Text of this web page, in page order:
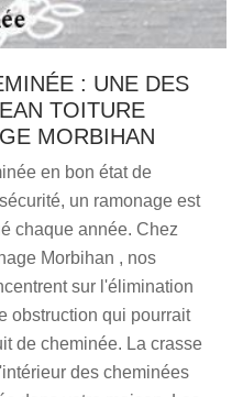
: UNE DES
TOITURE
MORBIHAN
en bon état de
un ramonage est
chaque année. Chez
Morbihan , nos
sur l'élimination
obstruction qui pourrait
de cheminée. La crasse
des cheminées